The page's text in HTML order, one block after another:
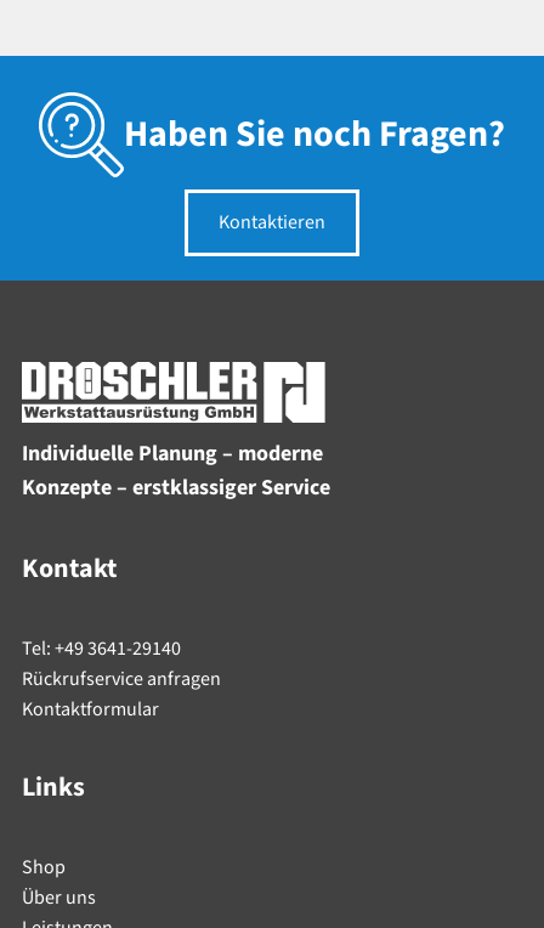
Haben Sie noch Fragen?
Kontaktieren
Individuelle Planung – moderne
Konzepte – erstklassiger Service
Kontakt
Tel: +49 3641-29140
Rückrufservice anfragen
Kontaktformular
Links
Shop
Über uns